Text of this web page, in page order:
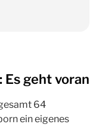
geht voran
64
ein eigenes